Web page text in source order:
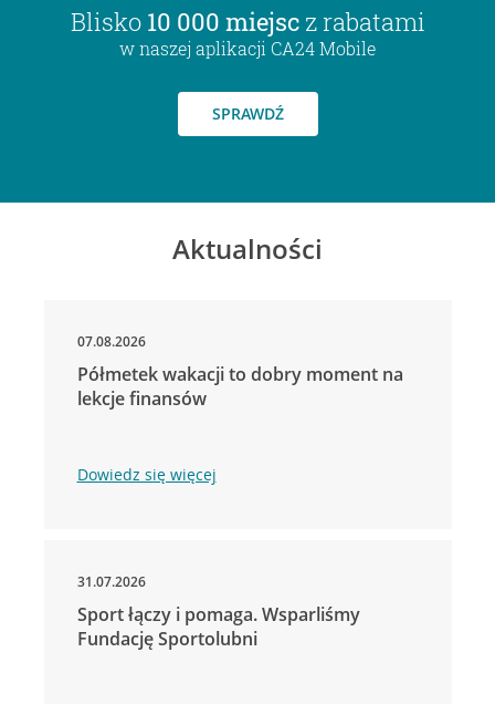
Blisko 10 000 miejsc z rabatami
w naszej aplikacji CA24 Mobile
SPRAWDŹ
Aktualności
07.08.2026
Półmetek wakacji to dobry moment na
lekcje finansów
Dowiedz się więcej
31.07.2026
Sport łączy i pomaga. Wsparliśmy
Fundację Sportolubni